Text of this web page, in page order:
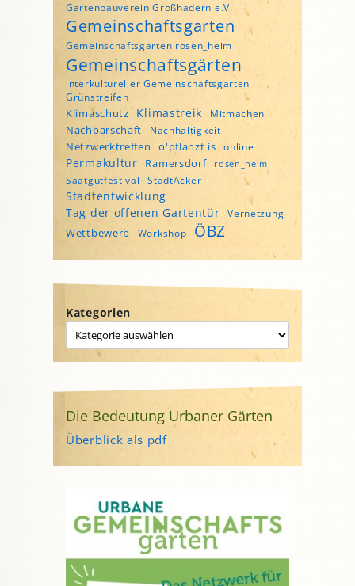
Gartenbauverein Großhadern e.V.
Gemeinschaftsgarten
Gemeinschaftsgarten rosen_heim
Gemeinschaftsgärten
interkultureller Gemeinschaftsgarten
Grünstreifen
Klimaschutz Klimastreik Mitmachen
Nachbarschaft Nachhaltigkeit
Netzwerktreffen o'pflanzt is online
Permakultur Ramersdorf rosen_heim
Saatgutfestival StadtAcker
Stadtentwicklung
Tag der offenen Gartentür
Vernetzung
Wettbewerb Workshop ÖBZ
Kategorien
Die Bedeutung Urbaner Gärten
Überblick als pdf